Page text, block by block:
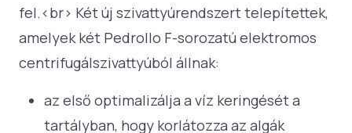
fel.<br> Két új szivattyúrendszert telepítettek,
amelyek két Pedrollo F-sorozatú elektromos
centrifugálszivattyúból állnak:
az első optimalizálja a víz keringését a
tartályban, hogy korlátozza az algák